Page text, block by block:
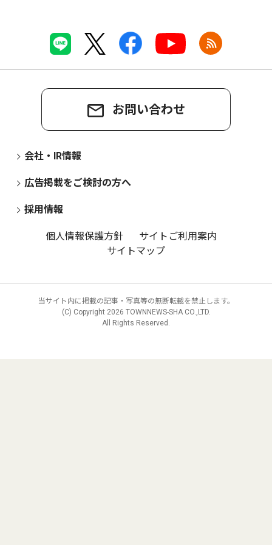
お問い合わせ
会社・IR情報
広告掲載をご検討の方へ
採用情報
個人情報保護方針
サイトご利用案内
サイトマップ
当サイト内に掲載の記事・写真等の無断転載を禁止します。
(C) Copyright 2026 TOWNNEWS-SHA CO.,LTD.
All Rights Reserved.